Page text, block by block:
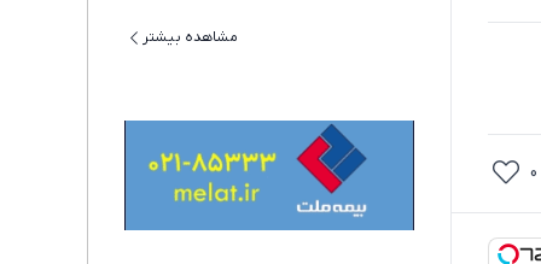
0
مشاهده بیشتر